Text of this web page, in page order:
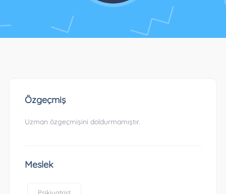
Özgeçmiş
Uzman özgeçmişini doldurmamıştır.
Meslek